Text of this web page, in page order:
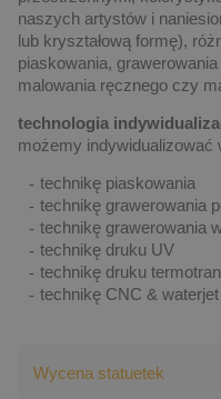
naszych artystów i
lub kryształową formę),
piaskowania,
malowania ręcznego czy
technologia
możemy indywidualizować
technikę piaskowania
technikę grawerowania
technikę grawerowania
technikę druku UV
technikę druku
technikę CNC & waterjet
Wycena statuetek